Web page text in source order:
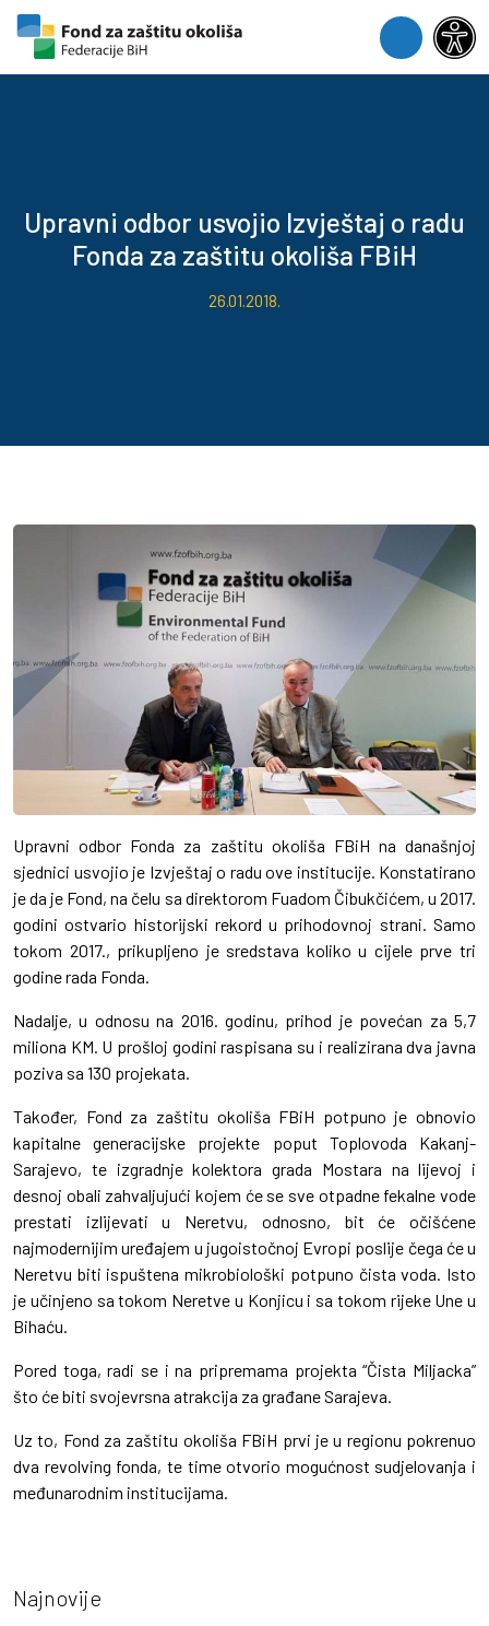
Skip to content
Skip to footer
Menu
Upravni odbor usvojio Izvještaj o radu
Fonda za zaštitu okoliša FBiH
26.01.2018.
Upravni odbor Fonda za zaštitu okoliša FBiH na današnjoj
sjednici usvojio je Izvještaj o radu ove institucije. Konstatirano
je da je Fond, na čelu sa direktorom Fuadom Čibukčićem, u 2017.
godini ostvario historijski rekord u prihodovnoj strani. Samo
tokom 2017., prikupljeno je sredstava koliko u cijele prve tri
godine rada Fonda.
Nadalje, u odnosu na 2016. godinu, prihod je povećan za 5,7
miliona KM. U prošloj godini raspisana su i realizirana dva javna
poziva sa 130 projekata.
Također, Fond za zaštitu okoliša FBiH potpuno je obnovio
kapitalne generacijske projekte poput Toplovoda Kakanj-
Sarajevo, te izgradnje kolektora grada Mostara na lijevoj i
desnoj obali zahvaljujući kojem će se sve otpadne fekalne vode
prestati izlijevati u Neretvu, odnosno, bit će očišćene
najmodernijim uređajem u jugoistočnoj Evropi poslije čega će u
Neretvu biti ispuštena mikrobiološki potpuno čista voda. Isto
je učinjeno sa tokom Neretve u Konjicu i sa tokom rijeke Une u
Bihaću.
Pored toga, radi se i na pripremama projekta “Čista Miljacka”
što će biti svojevrsna atrakcija za građane Sarajeva.
Uz to, Fond za zaštitu okoliša FBiH prvi je u regionu pokrenuo
dva revolving fonda, te time otvorio mogućnost sudjelovanja i
međunarodnim institucijama.
Najnovije